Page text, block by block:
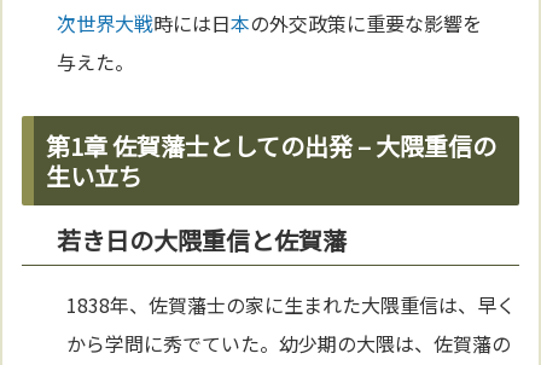
次世界大戦時には日本の外交政策に重要な影響を
与えた。
第1章 佐賀藩士としての出発 – 大隈重信の
生い立ち
若き日の大隈重信と佐賀藩
1838年、佐賀藩士の家に生まれた大隈重信は、早く
から学問に秀でていた。幼少期の大隈は、佐賀藩の